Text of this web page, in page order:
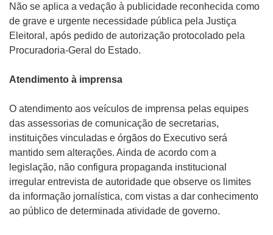
Não se aplica a vedação à publicidade reconhecida como
de grave e urgente necessidade pública pela Justiça
Eleitoral, após pedido de autorização protocolado pela
Procuradoria-Geral do Estado.
Atendimento à imprensa
O atendimento aos veículos de imprensa pelas equipes
das assessorias de comunicação de secretarias,
instituições vinculadas e órgãos do Executivo será
mantido sem alterações. Ainda de acordo com a
legislação, não configura propaganda institucional
irregular entrevista de autoridade que observe os limites
da informação jornalística, com vistas a dar conhecimento
ao público de determinada atividade de governo.